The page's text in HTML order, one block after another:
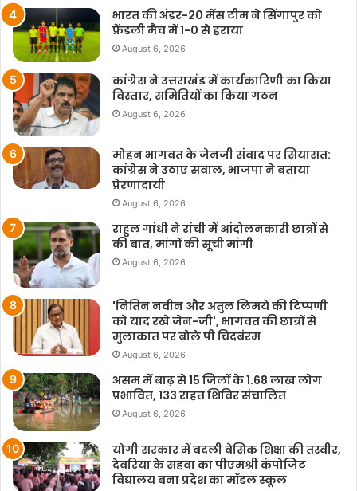
भारत की अंडर-20 मेंस टीम ने सिंगापुर को
फ्रेंडली मैच में 1-0 से हराया
August 6, 2026
कांग्रेस ने उत्तराखंड में कार्यकारिणी का किया
विस्तार, समितियों का किया गठन
August 6, 2026
मोहन भागवत के जेनजी संवाद पर सियासत:
कांग्रेस ने उठाए सवाल, भाजपा ने बताया
प्रेरणादायी
August 6, 2026
राहुल गांधी ने रांची में आंदोलनकारी छात्रों से
की बात, मांगों की सूची मांगी
August 6, 2026
'नितिन नवीन और अतुल लिमये की टिप्पणी
को याद रखे जेन-जी', भागवत की छात्रों से
मुलाकात पर बोले पी चिदबंरम
August 6, 2026
असम में बाढ़ से 15 जिलों के 1.68 लाख लोग
प्रभावित, 133 राहत शिविर संचालित
August 6, 2026
योगी सरकार में बदली बेसिक शिक्षा की तस्वीर,
देवरिया के सहवा का पीएमश्री कंपोजिट
विद्यालय बना प्रदेश का मॉडल स्कूल